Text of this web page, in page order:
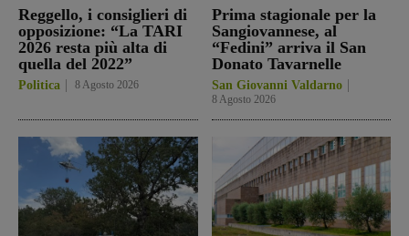
Reggello, i consiglieri di
opposizione: “La TARI
2026 resta più alta di
quella del 2022”
Politica 8 Agosto 2026
Prima stagionale per la
Sangiovannese, al
“Fedini” arriva il San
Donato Tavarnelle
San Giovanni Valdarno
8 Agosto 2026